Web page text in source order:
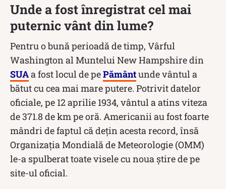
Unde a fost înregistrat cel mai
puternic vânt din lume?
Pentru o bună perioadă de timp, Vârful
Washington al Muntelui New Hampshire din
SUAa fost locul de pePământunde vântul a
bătut cu cea mai mare putere. Potrivit datelor
oficiale, pe 12 aprilie 1934, vântul a atins viteza
de 371.8 de km pe oră. Americanii au fost foarte
mândri de faptul că dețin acesta record, însă
Organizaţia Mondială de Meteorologie (OMM)
le-a spulberat toate visele cu noua ştire de pe
site-ul oficial.